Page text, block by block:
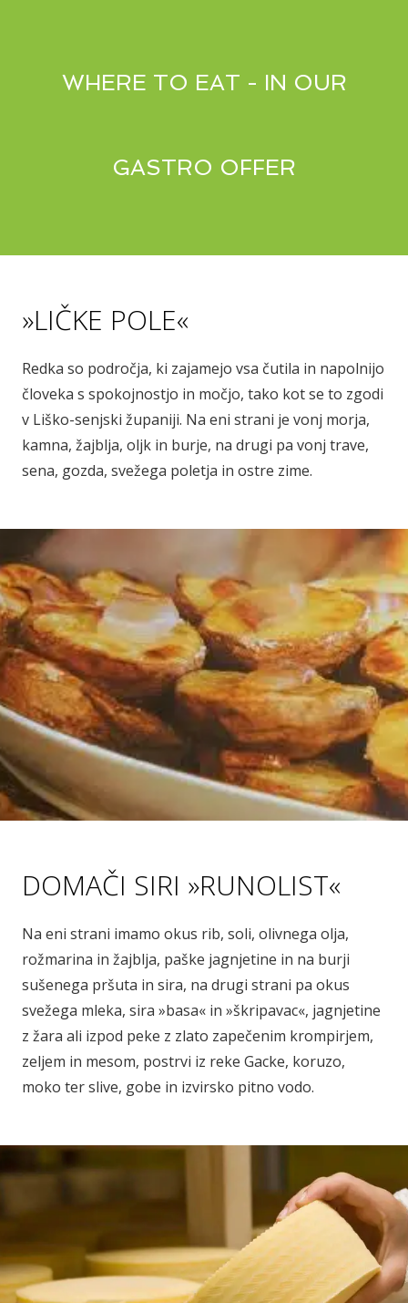
WHERE TO EAT - IN OUR
GASTRO OFFER
»LIČKE POLE«
Redka so področja, ki zajamejo vsa čutila in napolnijo
človeka s spokojnostjo in močjo, tako kot se to zgodi
v Liško-senjski županiji. Na eni strani je vonj morja,
kamna, žajblja, oljk in burje, na drugi pa vonj trave,
sena, gozda, svežega poletja in ostre zime.
DOMAČI SIRI »RUNOLIST«
Na eni strani imamo okus rib, soli, olivnega olja,
rožmarina in žajblja, paške jagnjetine in na burji
sušenega pršuta in sira, na drugi strani pa okus
svežega mleka, sira »basa« in »škripavac«, jagnjetine
z žara ali izpod peke z zlato zapečenim krompirjem,
zeljem in mesom, postrvi iz reke Gacke, koruzo,
moko ter slive, gobe in izvirsko pitno vodo.